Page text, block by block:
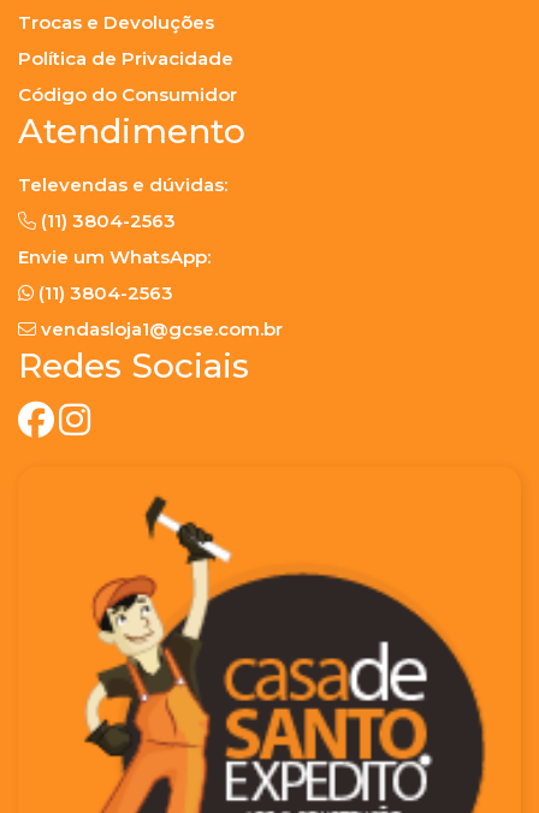
Trocas e Devoluções
Política de Privacidade
Código do Consumidor
Atendimento
Televendas e dúvidas:
(11) 3804-2563
Envie um WhatsApp:
(11) 3804-2563
vendasloja1@gcse.com.br
Redes Sociais